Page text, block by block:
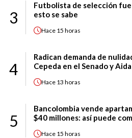
3
Futbolista de selección fue
esto se sabe
Hace 15 horas
4
Radican demanda de
Cepeda en el Senado y
Hace 13 horas
5
Bancolombia vende
$40 millones: así puede
Hace 15 horas